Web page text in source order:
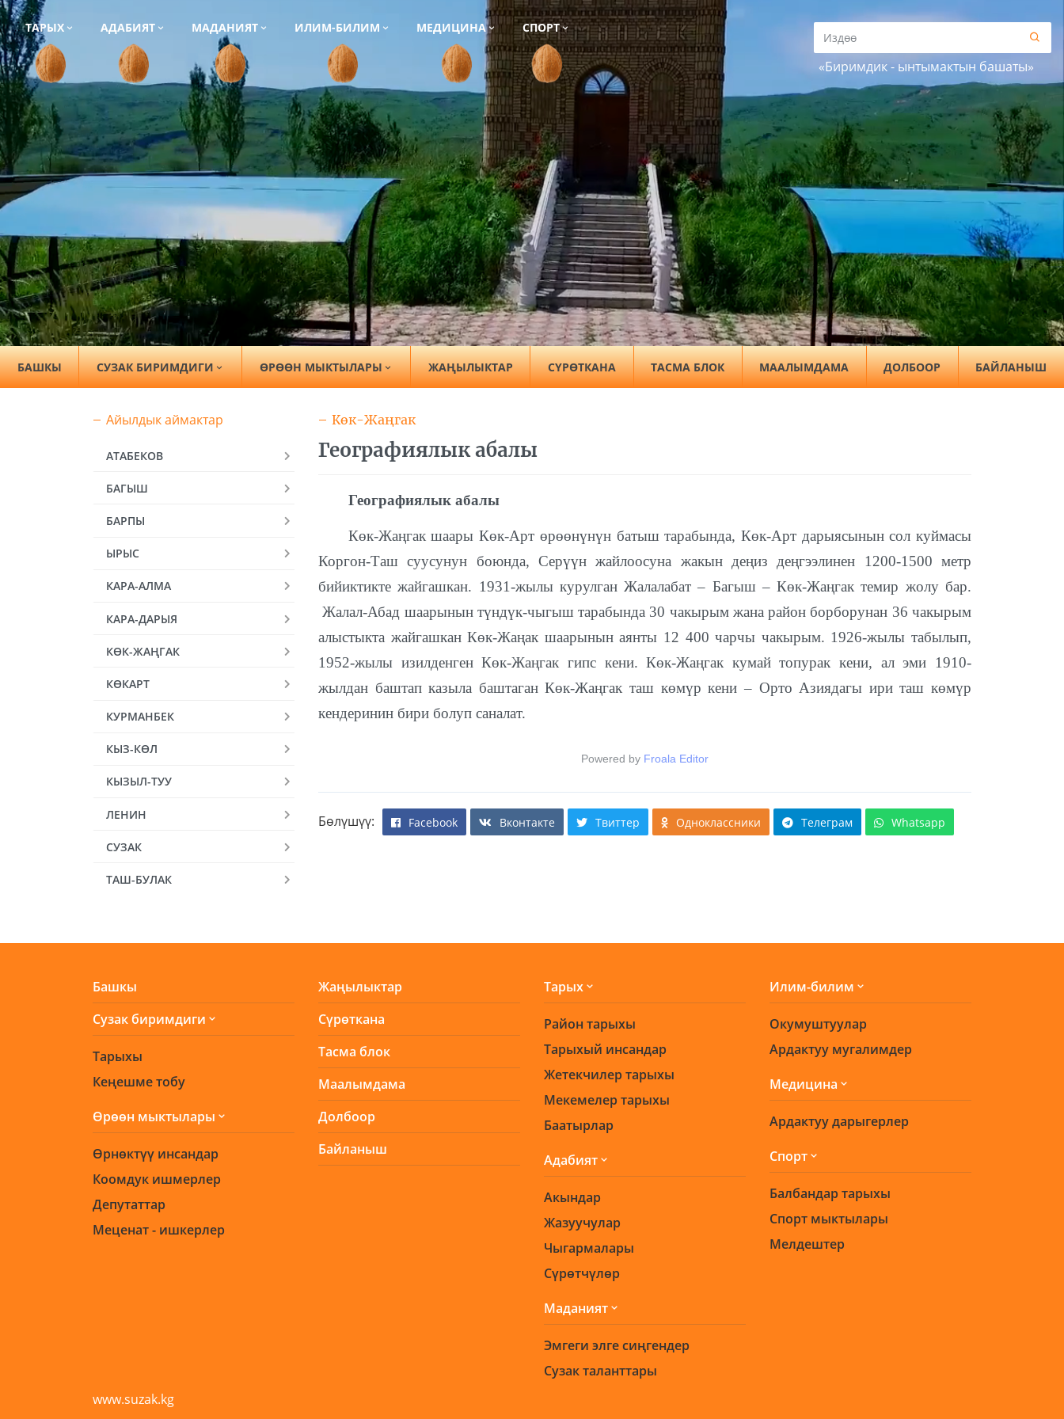
ТАРЫХ АДАБИЯТ МАДАНИЯТ ИЛИМ-БИЛИМ МЕДИЦИНА СПОРТ
«Биримдик - ынтымактын башаты»
БАШКЫ СУЗАК БИРИМДИГИ ӨРӨӨН МЫКТЫЛАРЫ ЖАҢЫЛЫКТАР СҮРӨТКАНА ТАСМА БЛОК МААЛЫМДАМА ДОЛБООР БАЙЛАНЫШ
Айылдык аймактар
АТАБЕКОВ
БАГЫШ
БАРПЫ
ЫРЫС
КАРА-АЛМА
КАРА-ДАРЫЯ
КӨК-ЖАҢГАК
КӨКАРТ
КУРМАНБЕК
КЫЗ-КӨЛ
КЫЗЫЛ-ТУУ
ЛЕНИН
СУЗАК
ТАШ-БУЛАК
Көк-Жаңгак
Географиялык абалы
Географиялык абалы
Көк-Жаңгак шаары Көк-Арт өрөөнүнүн батыш тарабында, Көк-Арт дарыясынын сол куймасы
Коргон-Таш суусунун боюнда, Серүүн жайлоосуна жакын деңиз деңгээлинен 1200-1500 метр
бийиктикте жайгашкан. 1931-жылы курулган Жалалабат – Багыш – Көк-Жаңгак темир жолу бар.
Жалал-Абад шаарынын түндүк-чыгыш тарабында 30 чакырым жана район борборунан 36 чакырым
алыстыкта жайгашкан Көк-Жаңак шаарынын аянты 12 400 чарчы чакырым. 1926-жылы табылып,
1952-жылы изилденген Көк-Жаңгак гипс кени. Көк-Жаңгак кумай топурак кени, ал эми 1910-
жылдан баштап казыла баштаган Көк-Жаңгак таш көмүр кени – Орто Азиядагы ири таш көмүр
кендеринин бири болуп саналат.
Powered by Froala Editor
Бөлүшүү: Facebook Вконтакте Твиттер Одноклассники Телеграм Whatsapp
Башкы
Сузак биримдиги
Тарыхы
Кеңешме тобу
Өрөөн мыктылары
Өрнөктүү инсандар
Коомдук ишмерлер
Депутаттар
Меценат - ишкерлер
Жаңылыктар
Сүрөткана
Тасма блок
Маалымдама
Долбоор
Байланыш
Тарых
Район тарыхы
Тарыхый инсандар
Жетекчилер тарыхы
Мекемелер тарыхы
Баатырлар
Адабият
Акындар
Жазуучулар
Чыгармалары
Сүрөтчүлөр
Маданият
Эмгеги элге сиңгендер
Сузак таланттары
Илим-билим
Окумуштуулар
Ардактуу мугалимдер
Медицина
Ардактуу дарыгерлер
Спорт
Балбандар тарыхы
Спорт мыктылары
Мелдештер
www.suzak.kg